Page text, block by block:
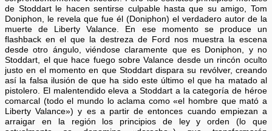
de Stoddart le hacen sentirse culpable hasta que su amigo, Tom
Doniphon, le revela que fue él (Doniphon) el verdadero autor de la
muerte de Liberty Valance. En ese momento se produce un
flashback en el que la destreza de Ford nos muestra la escena
desde otro ángulo, viéndose claramente que es Doniphon, y no
Stoddart, el que hace fuego sobre Valance desde un rincón oculto
justo en el momento en que Stoddart dispara su revólver, creando
así la falsa ilusión de que ha sido este último el que ha matado al
pistolero. El malentendido eleva a Stoddart a la categoría de héroe
comarcal (todo el mundo lo aclama como «el hombre que mató a
Liberty Valance») y es a partir de entonces cuando empiezan a
arraigar en la región los principios de ley y orden (lo que